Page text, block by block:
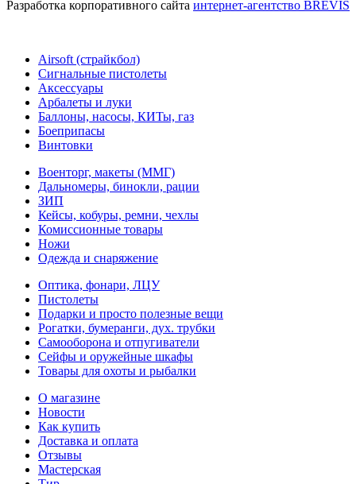
Разработка корпоративного сайта интернет-агентство BREVIS
Airsoft (страйкбол)
Cигнальные пистолеты
Аксессуары
Арбалеты и луки
Баллоны, насосы, КИТы, газ
Боеприпасы
Винтовки
Военторг, макеты (ММГ)
Дальномеры, бинокли, рации
ЗИП
Кейсы, кобуры, ремни, чехлы
Комиссионные товары
Ножи
Одежда и снаряжение
Оптика, фонари, ЛЦУ
Пистолеты
Подарки и просто полезные вещи
Рогатки, бумеранги, дух. трубки
Самооборона и отпугиватели
Сейфы и оружейные шкафы
Товары для охоты и рыбалки
О магазине
Новости
Как купить
Доставка и оплата
Отзывы
Мастерская